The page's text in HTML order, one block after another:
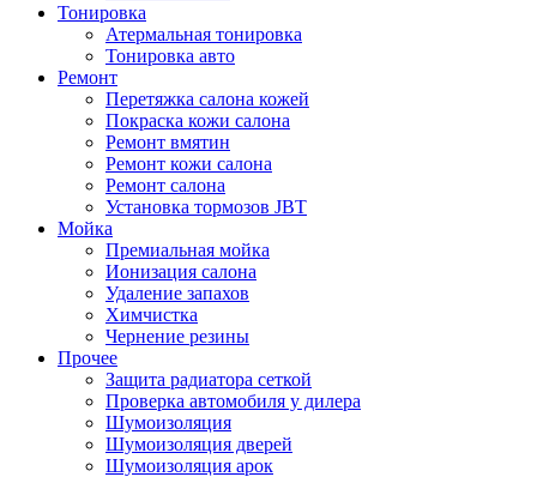
Тонировка
Атермальная тонировка
Тонировка авто
Ремонт
Перетяжка салона кожей
Покраска кожи салона
Ремонт вмятин
Ремонт кожи салона
Ремонт салона
Установка тормозов JBT
Мойка
Премиальная мойка
Ионизация салона
Удаление запахов
Химчистка
Чернение резины
Прочее
Защита радиатора сеткой
Проверка автомобиля у дилера
Шумоизоляция
Шумоизоляция дверей
Шумоизоляция арок